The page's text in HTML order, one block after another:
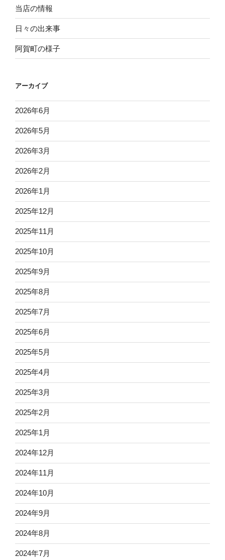
当店の情報
日々の出来事
阿賀町の様子
アーカイブ
2026年6月
2026年5月
2026年3月
2026年2月
2026年1月
2025年12月
2025年11月
2025年10月
2025年9月
2025年8月
2025年7月
2025年6月
2025年5月
2025年4月
2025年3月
2025年2月
2025年1月
2024年12月
2024年11月
2024年10月
2024年9月
2024年8月
2024年7月